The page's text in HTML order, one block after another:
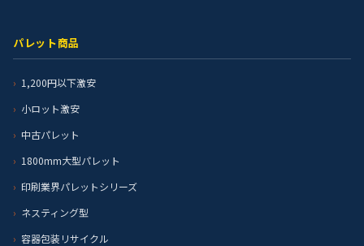
パレット商品
1,200円以下激安
小ロット激安
中古パレット
1800mm大型パレット
印刷業界パレットシリーズ
ネスティング型
容器包装リサイクル